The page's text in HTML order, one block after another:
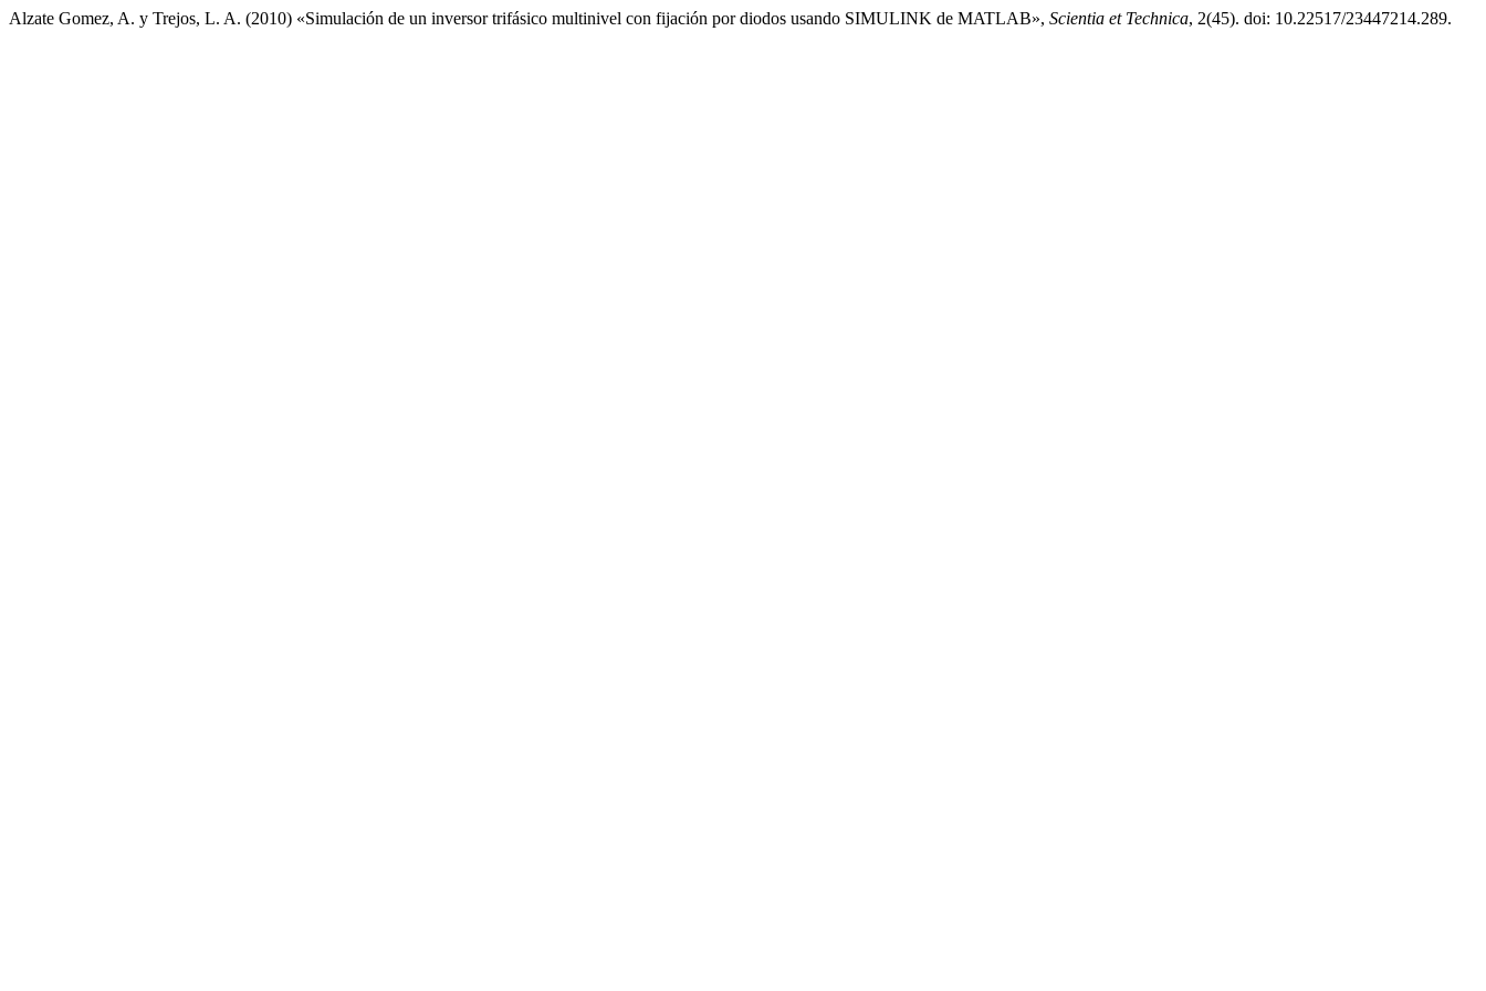
Alzate Gomez, A. y Trejos, L. A. (2010) «Simulación de un inversor trifásico multinivel con fijación por diodos usando SIMULINK de MATLAB», Scientia et Technica, 2(45). doi: 10.22517/23447214.289.